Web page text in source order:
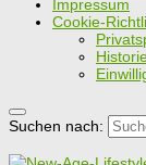
Impressum
Cookie-
Suchen nach: